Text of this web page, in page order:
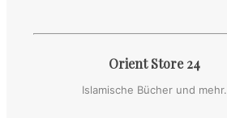
Orient Store 24
Islamische Bücher und mehr.